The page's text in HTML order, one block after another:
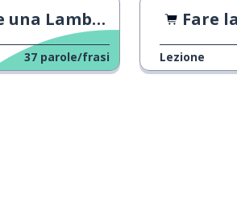
Lamborghini
37 parole/frasi
Fare
Lezione